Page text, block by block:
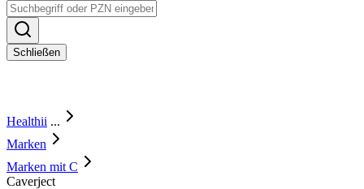
Schließen
Healthii ...
Marken
Marken mit C
Caverject